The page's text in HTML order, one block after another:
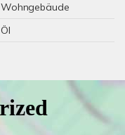
Wohngebäude
Öl